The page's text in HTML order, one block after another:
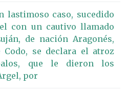
lastimoso caso, sucedido
con un cautivo llamado
de nación Aragonés,
se declara el atroz
que le dieron los
por